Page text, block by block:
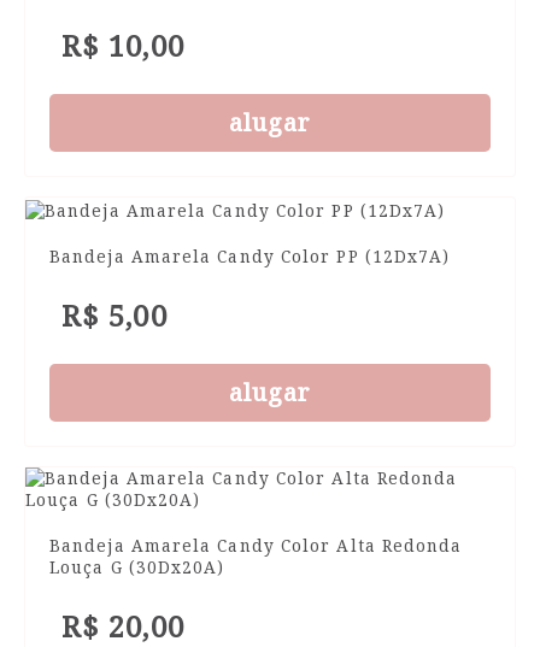
R$ 10,00
alugar
Bandeja Amarela Candy Color PP (12Dx7A)
R$ 5,00
alugar
Bandeja Amarela Candy Color Alta Redonda
Louça G (30Dx20A)
R$ 20,00